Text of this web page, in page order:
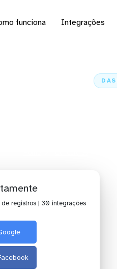
funciona Integrações
registros | 30 integrações